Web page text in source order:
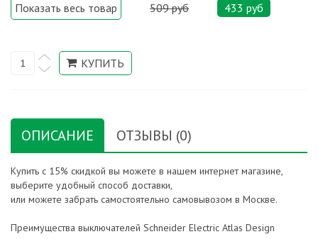
Показать весь товар 509 руб 433 руб
ОПИСАНИЕ ОТЗЫВЫ (0)
Купить с 15% скидкой вы можете в нашем интернет магазине,
выберите удобный способ доставки,
или можете забрать самостоятельно самовывозом в Москве.
Преимущества выключателей Schneider Electric Atlas Design